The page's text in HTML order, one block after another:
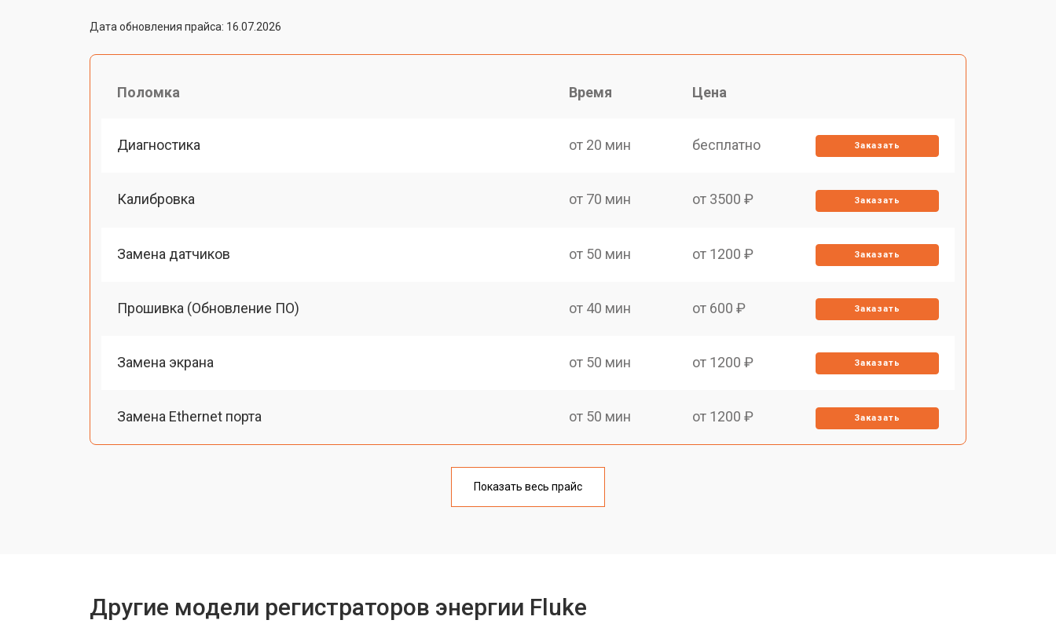
Дата обновления прайса: 16.07.2026
Поломка Время Цена
Диагностика от 20 мин бесплатно Заказать
Калибровка от 70 мин от 3500 ₽ Заказать
Замена датчиков от 50 мин от 1200 ₽ Заказать
Прошивка (Обновление ПО) от 40 мин от 600 ₽ Заказать
Замена экрана от 50 мин от 1200 ₽ Заказать
Замена Ethernet порта от 50 мин от 1200 ₽ Заказать
от 40 мин
Показать весь прайс
Другие модели регистраторов энергии Fluke